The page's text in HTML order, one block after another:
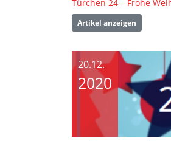
Türchen 24 – Frohe
Artikel anzeigen
20.12.
2020